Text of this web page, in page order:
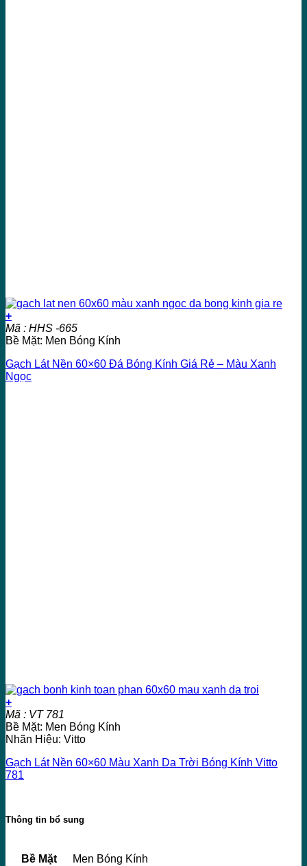
+
Mã : HHS -665
Bề Mặt: Men Bóng Kính
Gạch Lát Nền 60×60 Đá Bóng Kính Giá Rẻ – Màu Xanh
Ngọc
+
Mã : VT 781
Bề Mặt: Men Bóng Kính
Nhãn Hiệu: Vitto
Gạch Lát Nền 60×60 Màu Xanh Da Trời Bóng Kính Vitto
781
Thông tin bổ sung
Bề Mặt Men Bóng Kính